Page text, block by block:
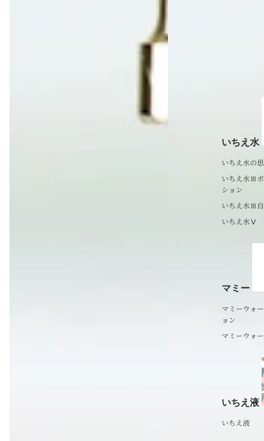
いちえ水
いちえ水の
いちえ水Ⅲ
ション
いちえ水Ⅲ
いちえ水Ⅴ
マミー
マミーウォ
ョン
マミーウォ
いちえ液
いちえ液